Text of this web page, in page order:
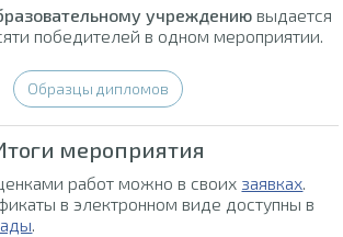
учреждению выдается
победителей в одном мероприятии.
Образцы дипломов
мероприятия
работ можно в своих заявках.
в электронном виде доступны в
.